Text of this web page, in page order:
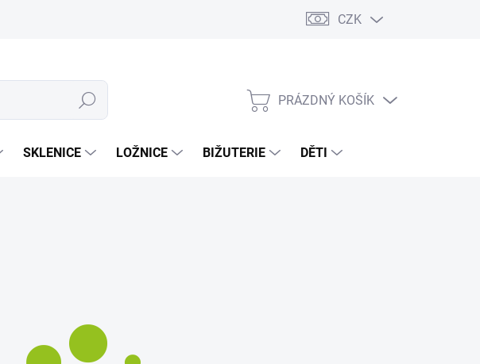
CZK
Hledat
NÁKUPNÍ
PRÁZDNÝ KOŠÍK
SKLENICE LOŽNICE BIŽUTERIE DĚTI